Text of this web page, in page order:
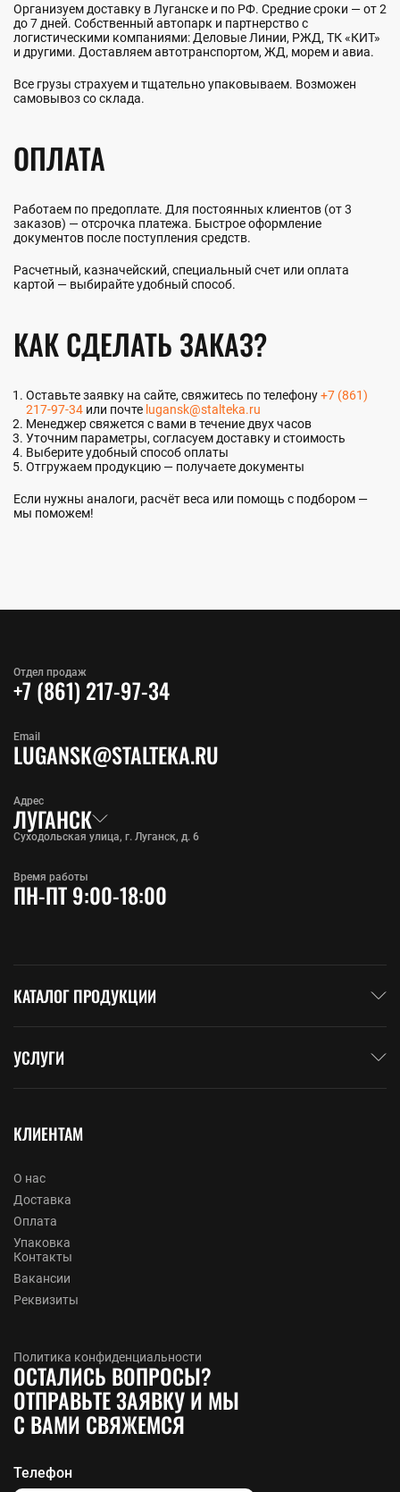
Организуем доставку в Луганске и по РФ. Средние сроки — от 2
до 7 дней. Собственный автопарк и партнерство с
логистическими компаниями: Деловые Линии, РЖД, ТК «КИТ»
и другими. Доставляем автотранспортом, ЖД, морем и авиа.
Все грузы страхуем и тщательно упаковываем. Возможен
самовывоз со склада.
ОПЛАТА
Работаем по предоплате. Для постоянных клиентов (от 3
заказов) — отсрочка платежа. Быстрое оформление
документов после поступления средств.
Расчетный, казначейский, специальный счет или оплата
картой — выбирайте удобный способ.
КАК СДЕЛАТЬ ЗАКАЗ?
Оставьте заявку на сайте, свяжитесь по телефону+7 (861)
217-97-34 или почте lugansk@stalteka.ru
Менеджер свяжется с вами в течение двух часов
Уточним параметры, согласуем доставку и стоимость
Выберите удобный способ оплаты
Отгружаем продукцию — получаете документы
Если нужны аналоги, расчёт веса или помощь с подбором —
мы поможем!
Отдел продаж
+7 (861) 217-97-34
Адрес
ЛУГАНСК
Суходольская улица, г. Луганск, д. 6
Email
LUGANSK@STALTEKA.RU
Время работы
ПН-ПТ 9:00-18:00
КАТАЛОГ ПРОДУКЦИИ
УСЛУГИ
КЛИЕНТАМ
О нас
Доставка
Оплата
Упаковка
Контакты
Вакансии
Реквизиты
Политика конфиденциальности
ОСТАЛИСЬ ВОПРОСЫ?
ОТПРАВЬТЕ ЗАЯВКУ И МЫ
С ВАМИ СВЯЖЕМСЯ
Телефон